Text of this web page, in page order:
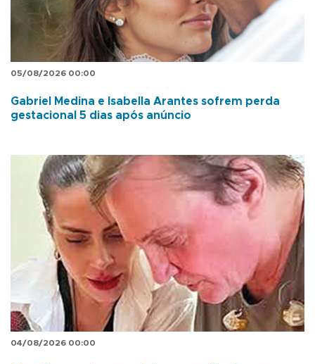
05/08/2026 00:00
Gabriel Medina e Isabella Arantes sofrem perda
gestacional 5 dias após anúncio
04/08/2026 00:00